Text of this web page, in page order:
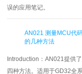
误的应用笔记。
AN021 测量MCU代
的几种方法
Introduction： AN021提供
四种方法。适用于GD32全